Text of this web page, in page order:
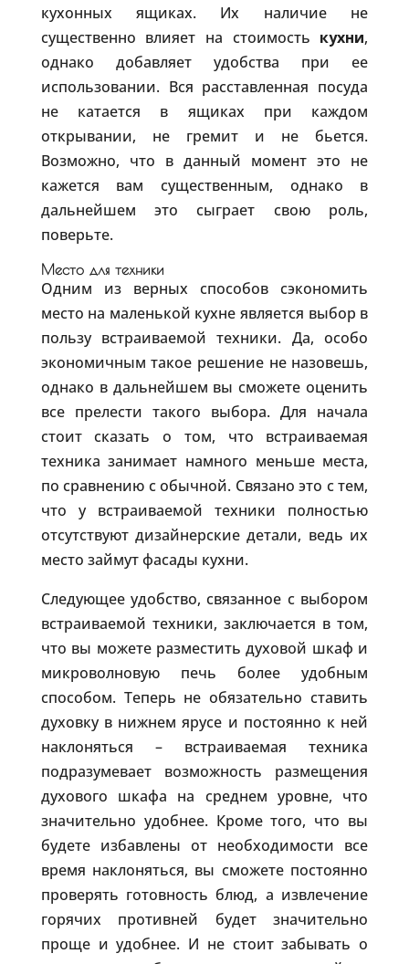
кухонных ящиках. Их наличие не
существенно влияет на стоимость кухни,
однако добавляет удобства при ее
использовании. Вся расставленная посуда
не катается в ящиках при каждом
открывании, не гремит и не бьется.
Возможно, что в данный момент это не
кажется вам существенным, однако в
дальнейшем это сыграет свою роль,
поверьте.
Место для техники
Одним из верных способов сэкономить
место на маленькой кухне является выбор в
пользу встраиваемой техники. Да, особо
экономичным такое решение не назовешь,
однако в дальнейшем вы сможете оценить
все прелести такого выбора. Для начала
стоит сказать о том, что встраиваемая
техника занимает намного меньше места,
по сравнению с обычной. Связано это с тем,
что у встраиваемой техники полностью
отсутствуют дизайнерские детали, ведь их
место займут фасады кухни.
Следующее удобство, связанное с выбором
встраиваемой техники, заключается в том,
что вы можете разместить духовой шкаф и
микроволновую печь более удобным
способом. Теперь не обязательно ставить
духовку в нижнем ярусе и постоянно к ней
наклоняться – встраиваемая техника
подразумевает возможность размещения
духового шкафа на среднем уровне, что
значительно удобнее. Кроме того, что вы
будете избавлены от необходимости все
время наклоняться, вы сможете постоянно
проверять готовность блюд, а извлечение
горячих противней будет значительно
проще и удобнее. И не стоит забывать о